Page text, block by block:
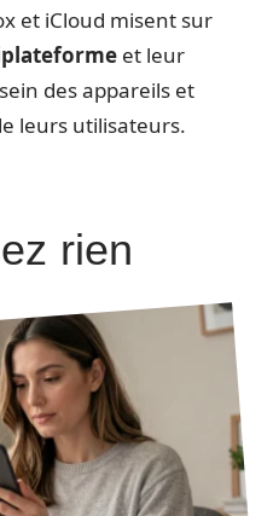
et iCloud misent sur
et leur
des appareils et
leurs utilisateurs.
rien